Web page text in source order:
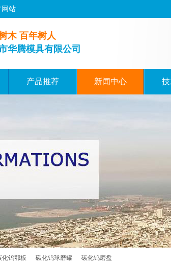
网站
木 百年树人
华腾模具有限公司
产品推荐 新闻中心
化钨鄂板 碳化钨球磨罐 碳化钨磨盘